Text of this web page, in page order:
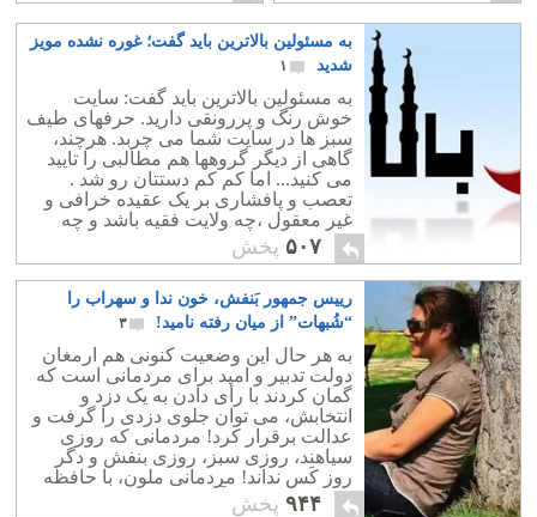
به مسئولین بالاترین باید گفت؛ غوره نشده مویز
شدید
۱
به مسئولین بالاترین باید گفت: سایت
خوش رنگ و پررونقی دارید. حرفهای طیف
سبز ها در سایت شما می چربد. هرچند،
گاهی از دیگر گروهها هم مطالبی را تایید
می کنید... اما کم کم دستتان رو شد .
تعصب و پافشاری بر یک عقیده خرافی و
غیر معقول ،چه ولایت فقیه باشد و چه
شاهنشاهی ، روا نیست که بزور باشد.
۵۰۷ پخش
رییس جمهور بَنفش، خون ندا و سهراب را
“شُبهات” از میان رفته نامید!
۳
به هر حال این وضعیت کنونی هم ارمغان
دولت تدبیر و امید برای مردمانی است که
گمان کردند با رأی دادن به یک دزد و
انتخابش، می توان جلوی دزدی را گرفت و
عدالت برقرار کرد! مردمانی که روزی
سیاهند، روزی سبز، روزی بنفش و دگر
روز کَس نداند! مردمانی ملون، با حافظه
تاریخی محدود و آسیب دیده!
۹۴۴ پخش